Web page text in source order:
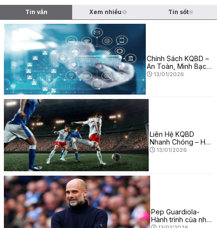
Tin vắn Xem nhiều Tin sốt
Chính Sách KQBD –
An Toàn, Minh Bạch
Và Quyền Lợi Ca
13/01/2026
Liên Hệ KQBD
Nhanh Chóng – Hỗ
Trợ Mọi Lúc Mọi Nơi
13/01/2026
Pep Guardiola-
Hành trình của nhà